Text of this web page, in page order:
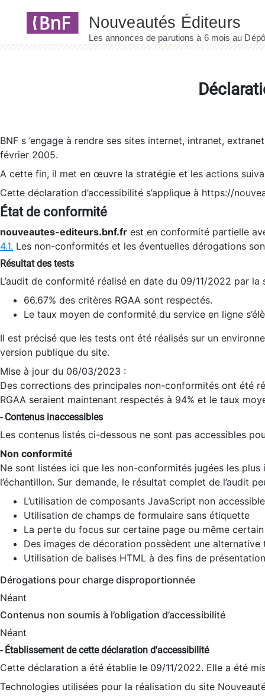
BNF s ’engage à rendre ses sites internet, intranet,
février 2005.
A cette fin, il met en œuvre la stratégie et les actions
Cette déclaration d’accessibilité s’applique à https://
État de conformité
nouveautes-editeurs.bnf.fr est en conformité partielle
4.1. Les non-conformités et les éventuelles dérogations
Résultat des tests
L’audit de conformité réalisé en date du 09/11/2022 par
66.67% des critères RGAA sont respectés.
Le taux moyen de conformité du service en ligne
Il est précisé que les tests ont été réalisés sur un
version publique du site.
Mise à jour du 06/03/2023 :
Des corrections des principales non-conformités ont été
RGAA seraient maintenant respectés à 94% et le taux
- Contenus inaccessibles
Les contenus listés ci-dessous ne sont pas accessibles
Non conformité
Ne sont listées ici que les non-conformités jugées les
l’échantillon. Sur demande, le résultat complet de l’audit
L’utilisation de composants JavaScript non
Utilisation de champs de formulaire sans étiquette
La perte du focus sur certaine page ou même
Des images de décoration possèdent une alternative
Utilisation de balises HTML à des fins de
Dérogations pour charge disproportionnée
Néant
Contenus non soumis à l’obligation d’accessibilité
Néant
- Établissement de cette déclaration d'accessibilité
Cette déclaration a été établie le 09/11/2022. Elle a été
Technologies utilisées pour la réalisation du site